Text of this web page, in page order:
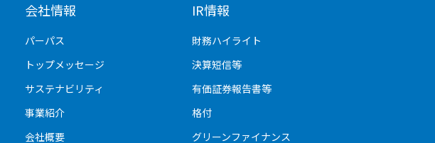
会社情報
パーパス
トップメッセージ
サステナビリティ
事業紹介
会社概要
IR情報
財務ハイライト
決算短信等
有価証券報告書等
格付
グリーンファイナンス